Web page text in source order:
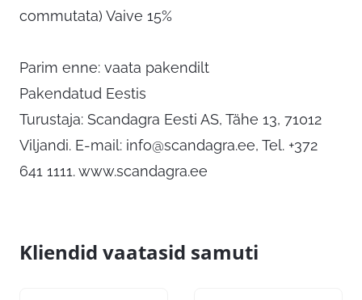
commutata) Vaive 15%
Parim enne: vaata pakendilt
Pakendatud Eestis
Turustaja: Scandagra Eesti AS, Tähe 13, 71012
Viljandi. E-mail: info@scandagra.ee, Tel. +372
641 1111. www.scandagra.ee
Kliendid vaatasid samuti